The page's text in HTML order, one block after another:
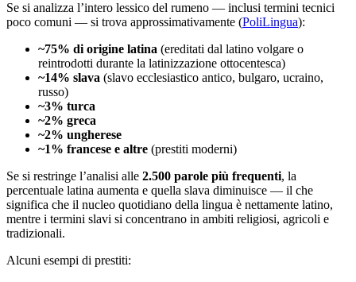
Se si analizza l’intero lessico del rumeno — inclusi termini tecnici
poco comuni — si trova approssimativamente (PoliLingua):
~75% di origine latina (ereditati dal latino volgare o
reintrodotti durante la latinizzazione ottocentesca)
~14% slava (slavo ecclesiastico antico, bulgaro, ucraino,
russo)
~3% turca
~2% greca
~2% ungherese
~1% francese e altre (prestiti moderni)
Se si restringe l’analisi alle 2.500 parole più frequenti, la
percentuale latina aumenta e quella slava diminuisce — il che
significa che il nucleo quotidiano della lingua è nettamente latino,
mentre i termini slavi si concentrano in ambiti religiosi, agricoli e
tradizionali.
Alcuni esempi di prestiti: